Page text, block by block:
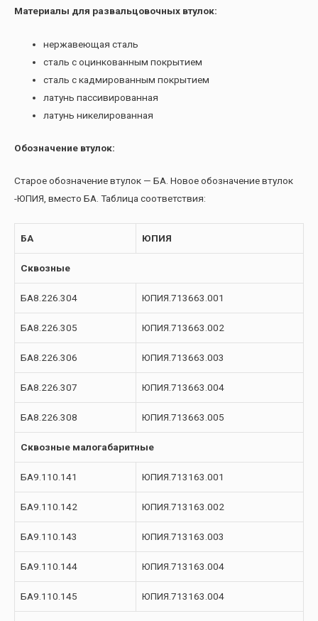
Материалы для развальцовочных втулок:
нержавеющая сталь
сталь с оцинкованным покрытием
сталь с кадмированным покрытием
латунь пассивированная
латунь никелированная
Обозначение втулок:
Старое обозначение втулок — БА. Новое обозначение втулок
-ЮПИЯ, вместо БА. Таблица соответствия:
БА ЮПИЯ
Сквозные
БА8.226.304 ЮПИЯ.713663.001
БА8.226.305 ЮПИЯ.713663.002
БА8.226.306 ЮПИЯ.713663.003
БА8.226.307 ЮПИЯ.713663.004
БА8.226.308 ЮПИЯ.713663.005
Сквозные малогабаритные
БА9.110.141 ЮПИЯ.713163.001
БА9.110.142 ЮПИЯ.713163.002
БА9.110.143 ЮПИЯ.713163.003
БА9.110.144 ЮПИЯ.713163.004
БА9.110.145 ЮПИЯ.713163.004